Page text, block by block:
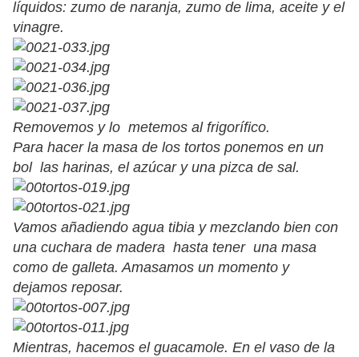
líquidos: zumo de naranja, zumo de lima, aceite y el
vinagre.
Removemos y lo metemos al frigorífico.
Para hacer la masa de los tortos ponemos en un
bol las harinas, el azúcar y una pizca de sal.
Vamos añadiendo agua tibia y mezclando bien con
una cuchara de madera hasta tener una masa
como de galleta. Amasamos un momento y
dejamos reposar.
Mientras, hacemos el guacamole. En el vaso de la